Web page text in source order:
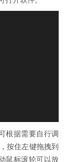
根据需要自行调
按住左键拖拽到
鼠标滚轮可以放